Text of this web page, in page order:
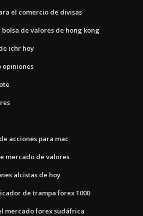
el comercio de divisas
de valores de hong kong
ichr hoy
opiniones
acciones para mac
mercado de valores
alcistas de hoy
de trampa forex 1000
mercado forex sudáfrica